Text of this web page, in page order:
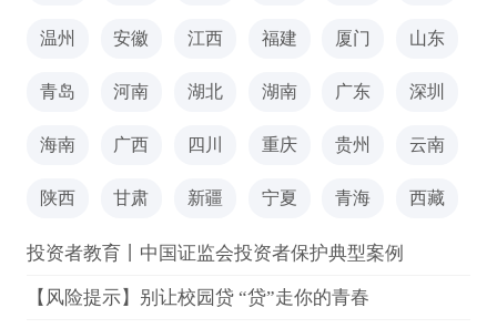
温州 安徽 江西 福建 厦门 山东
青岛 河南 湖北 湖南 广东 深圳
海南 广西 四川 重庆 贵州 云南
陕西 甘肃 新疆 宁夏 青海 西藏
投资者教育丨中国证监会投资者保护典型案例
【风险提示】别让校园贷 “贷”走你的青春